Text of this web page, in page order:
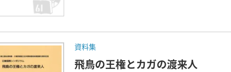
資料集
飛鳥の王権とカガの渡来人